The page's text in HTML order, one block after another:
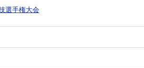
選手権大会